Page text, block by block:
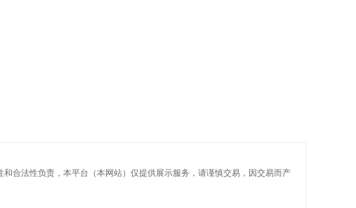
合法性负责，本平台（本网站）仅提供展示服务，请谨慎交易，因交易而产